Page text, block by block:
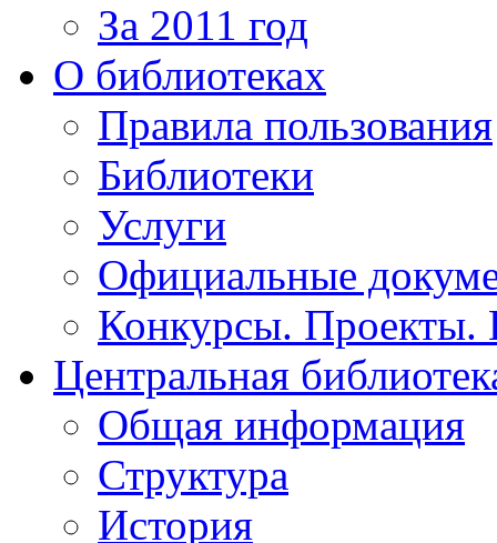
За 2011 год
О библиотеках
Правила пользования
Библиотеки
Услуги
Официальные
Конкурсы.
Центральная
Общая информация
Структура
История